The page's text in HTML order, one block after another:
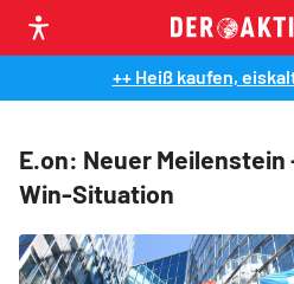
++ Heiß kaufen,
E.on: Neuer
Win-Situation